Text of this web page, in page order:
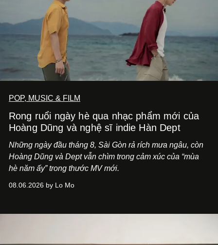
POP, MUSIC & FILM
Rong ruổi ngày hè qua nhạc phẩm mới của
Hoàng Dũng và nghệ sĩ indie Hàn Dept
Những ngày đầu tháng 8, Sài Gòn rả rích mưa ngâu, còn
Hoàng Dũng và Dept vẫn chìm trong cảm xúc của “mùa
hè năm ấy” trong thước MV mới.
08.06.2026 by Lo Mo